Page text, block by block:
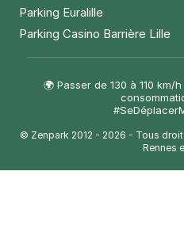
Parking Euralille
Parking Casino Barrière Lille
🌍 Passer de 130 à 110
© Zenpark 2012 - 2026 - Tous
Rennes